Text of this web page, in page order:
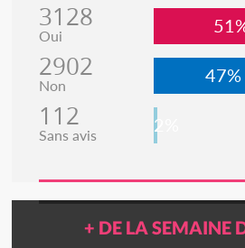
3128
Oui
2902
Non 47%
112
Sans avis 2%
+ DE LA SEMAINE